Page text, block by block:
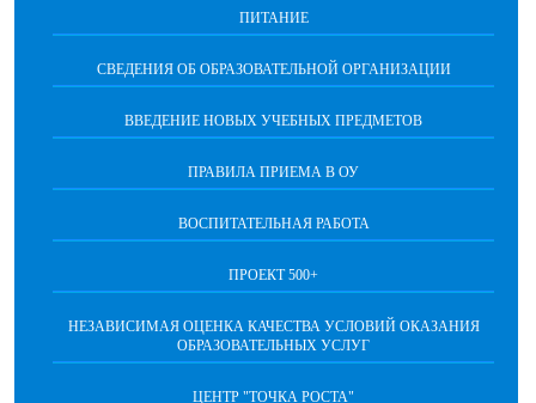
ПИТАНИЕ
СВЕДЕНИЯ ОБ ОБРАЗОВАТЕЛЬНОЙ ОРГАНИЗАЦИИ
ВВЕДЕНИЕ НОВЫХ УЧЕБНЫХ ПРЕДМЕТОВ
ПРАВИЛА ПРИЕМА В ОУ
ВОСПИТАТЕЛЬНАЯ РАБОТА
ПРОЕКТ 500+
НЕЗАВИСИМАЯ ОЦЕНКА КАЧЕСТВА УСЛОВИЙ ОКАЗАНИЯ
ОБРАЗОВАТЕЛЬНЫХ УСЛУГ
ЦЕНТР "ТОЧКА РОСТА"